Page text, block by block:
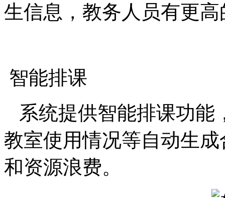
生信息，教务人员有更
智能排课
系统提供智能排课功能
教室使用情况等自动生
和资源浪费。